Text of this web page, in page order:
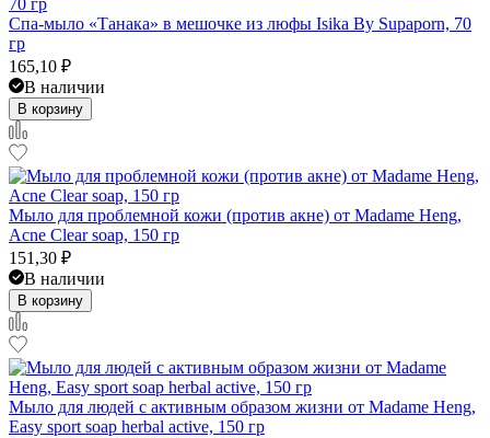
Спа-мыло «Танака» в мешочке из люфы Isika By Supaporn, 70
гр
165,10 ₽
В наличии
В корзину
Мыло для проблемной кожи (против акне) от Madame Heng,
Acne Clear soap, 150 гр
151,30 ₽
В наличии
В корзину
Мыло для людей с активным образом жизни от Madame Heng,
Easy sport soap herbal active, 150 гр